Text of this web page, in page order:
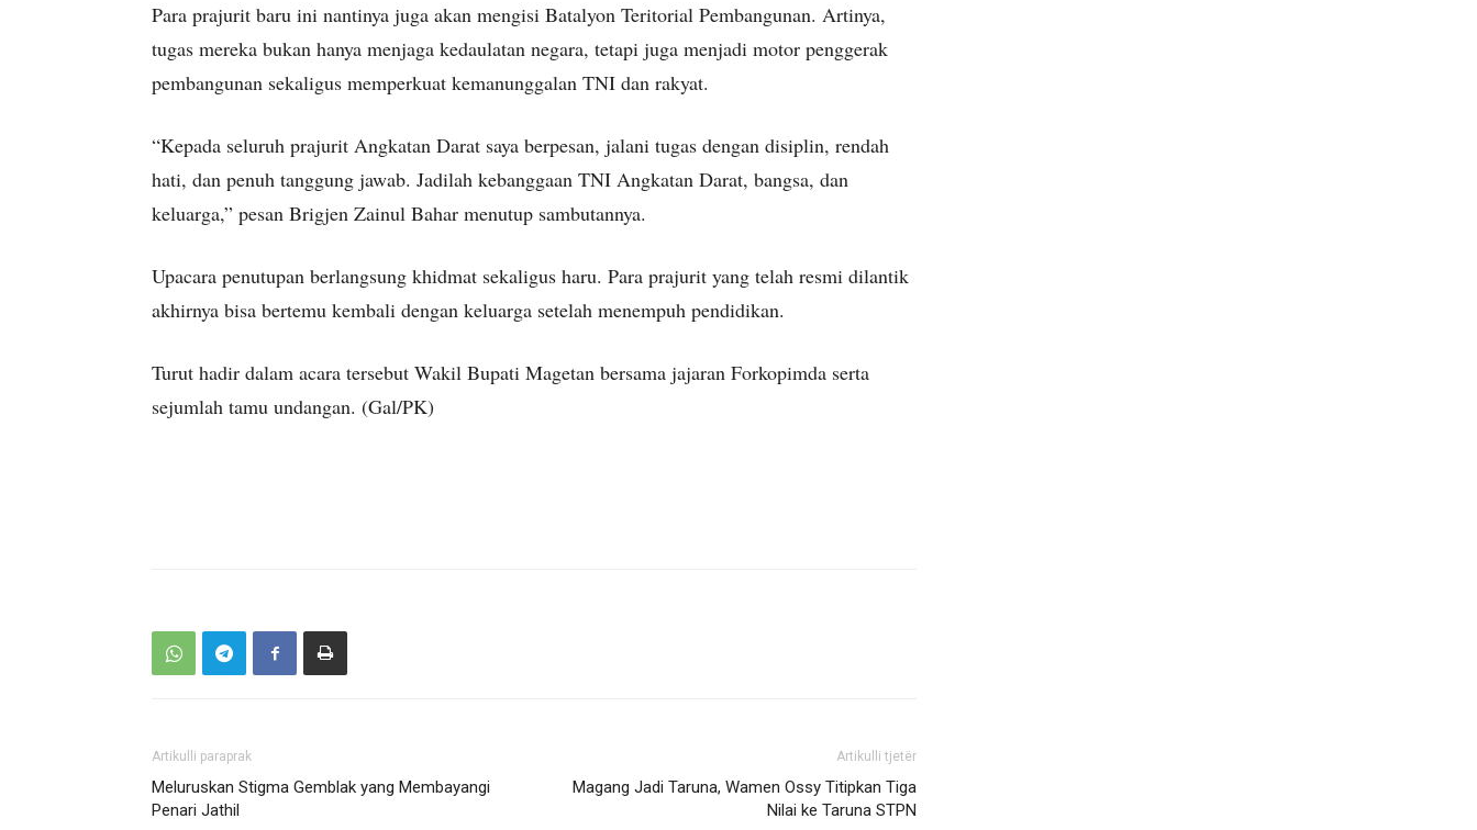
Para prajurit baru ini nantinya juga akan mengisi Batalyon Teritorial Pembangunan. Artinya,
tugas mereka bukan hanya menjaga kedaulatan negara, tetapi juga menjadi motor penggerak
pembangunan sekaligus memperkuat kemanunggalan TNI dan rakyat.
“Kepada seluruh prajurit Angkatan Darat saya berpesan, jalani tugas dengan disiplin, rendah
hati, dan penuh tanggung jawab. Jadilah kebanggaan TNI Angkatan Darat, bangsa, dan
keluarga,” pesan Brigjen Zainul Bahar menutup sambutannya.
Upacara penutupan berlangsung khidmat sekaligus haru. Para prajurit yang telah resmi dilantik
akhirnya bisa bertemu kembali dengan keluarga setelah menempuh pendidikan.
Turut hadir dalam acara tersebut Wakil Bupati Magetan bersama jajaran Forkopimda serta
sejumlah tamu undangan. (Gal/PK)
Artikulli paraprak
Meluruskan Stigma Gemblak yang Membayangi
Penari Jathil
Artikulli tjetër
Magang Jadi Taruna, Wamen Ossy Titipkan Tiga
Nilai ke Taruna STPN